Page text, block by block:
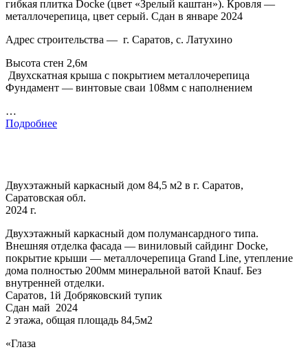
гибкая плитка Docke (цвет «Зрелый каштан»). Кровля —
металлочерепица, цвет серый. Сдан в январе 2024
Адрес строительства — г. Саратов, с. Латухино
Высота стен 2,6м
Двухскатная крыша с покрытием металлочерепица
Фундамент — винтовые сваи 108мм с наполнением
…
Подробнее
Двухэтажный каркасный дом 84,5 м2 в г. Саратов,
Саратовская обл.
2024 г.
Двухэтажный каркасный дом полумансардного типа.
Внешняя отделка фасада — виниловый сайдинг Docke,
покрытие крыши — металлочерепица Grand Line, утепление
дома полностью 200мм минеральной ватой Knauf. Без
внутренней отделки.
Саратов, 1й Добряковский тупик
Сдан май 2024
2 этажа, общая площадь 84,5м2
«Глаза